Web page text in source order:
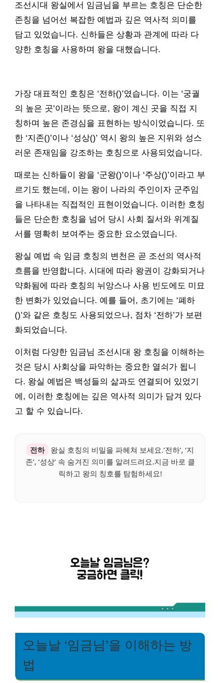
조선시대 왕실에서 임금님을 부르는 호칭은 단순한
존칭을 넘어선 복잡한 예법과 깊은 역사적 의미를
담고 있었습니다. 신하들은 상황과 관계에 따라 다
양한 호칭을 사용하며 왕을 대했습니다.
가장 대표적인 호칭은 ‘전하()’였습니다. 이는 ‘궁궐
의 높은 곳’이라는 뜻으로, 왕이 계신 곳을 직접 지
칭하며 높은 존경심을 표현하는 방식이었습니다. 또
한 ‘지존()’이나 ‘성상()’ 역시 왕의 높은 지위와 성스
러운 존재임을 강조하는 호칭으로 사용되었습니다.
때로는 신하들이 왕을 ‘군왕()’이나 ‘주상()’이라고 부
르기도 했는데, 이는 왕이 나라의 주인이자 군주임
을 나타내는 직접적인 표현이었습니다. 이러한 호칭
들은 단순한 호칭을 넘어 당시 사회 질서와 위계질
서를 명확히 보여주는 중요한 요소였습니다.
왕실 예법 속 임금 호칭의 변천은 곧 조선의 역사적
흐름을 반영합니다. 시대에 따라 왕권이 강화되거나
약화됨에 따라 호칭의 뉘앙스나 사용 빈도에도 미묘
한 변화가 있었습니다. 예를 들어, 초기에는 ‘폐하
()’와 같은 호칭도 사용되었으나, 점차 ‘전하’가 보편
화되었습니다.
이처럼 다양한 임금님 조선시대 왕 호칭을 이해하는
것은 당시 사회상을 파악하는 중요한 열쇠가 됩니
다. 왕실 예법은 백성들의 삶과도 연결되어 있었기
에, 이러한 호칭에는 깊은 역사적 의미가 담겨 있다
고 할 수 있습니다.
전하
왕실 호칭의 비밀을 파헤쳐 보세요.’전하’, ‘지
존’, ‘성상’ 속 숨겨진 의미를 알려드려요.지금 바로 클
릭하고 왕의 칭호를 탐험하세요!
오늘날 ‘임금님’을 이해하는 방
법